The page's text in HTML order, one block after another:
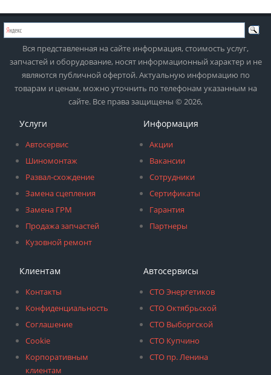
Вся представленная на сайте информация, стоимость услуг,
запчастей и оборудование, носят информационный характер и не
являются публичной офертой. Актуальную информацию по
товарам и ценам, можно уточнить по телефонам указанным на
сайте. Все права защищены © 2026,
Услуги
Автосервис
Шиномонтаж
Развал-схождение
Замена сцепления
Замена ГРМ
Продажа запчастей
Кузовной ремонт
Информация
Акции
Вакансии
Сотрудники
Сертификаты
Гарантия
Партнеры
Клиентам
Контакты
Конфиденциальность
Соглашение
Cookie
Корпоративным
клиентам
Автосервисы
СТО Энергетиков
СТО Октябрьской
СТО Выборгской
СТО Купчино
СТО пр. Ленина